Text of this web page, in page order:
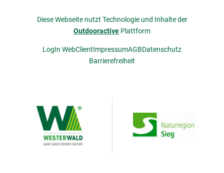
Diese Webseite nutzt Technologie und Inhalte der
Outdooractive Plattform
LogIn WebClientImpressumAGBDatenschutz
Barrierefreiheit